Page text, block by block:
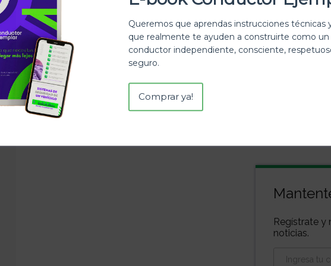
Regístrate y
noticias.
Queremos que aprendas instrucciones técnicas
que realmente te ayuden a construirte como un
conductor independiente, consciente,
seguro.
Comprar ya!